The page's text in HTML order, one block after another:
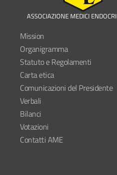
ASSOCIAZIONE MEDICI
Mission
Organigramma
Statuto e Regolamenti
Carta etica
Comunicazioni del Presidente
Verbali
Bilanci
Votazioni
Contatti AME